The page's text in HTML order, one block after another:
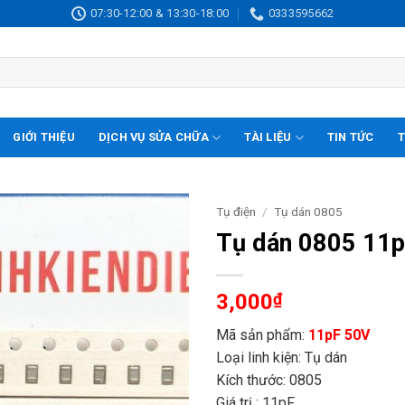
07:30-12:00 & 13:30-18:00 0333595662
GIỚI THIỆU DỊCH VỤ SỬA CHỮA TÀI LIỆU TIN TỨC
Tụ điện / Tụ dán 0805
Tụ dán 0805
3,000₫
Mã sản phẩm: 11pF 50V
Loại linh kiện: Tụ dán
Kích thước: 0805